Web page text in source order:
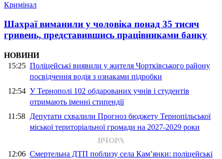
Кримінал
Шахраї виманили у чоловіка понад 35 тисяч
гривень, представившись працівниками банку
НОВИНИ
15:25 Поліцейські виявили у жителя Чортківського району
посвідчення водія з ознаками підробки
12:54 У Тернополі 102 обдарованих учнів і студентів
отримають іменні стипендії
11:58 Депутати схвалили Прогноз бюджету Тернопільської
міської територіальної громади на 2027-2029 роки
ВЧОРА
12:06 Смертельна ДТП поблизу села Кам’янки: поліцейські